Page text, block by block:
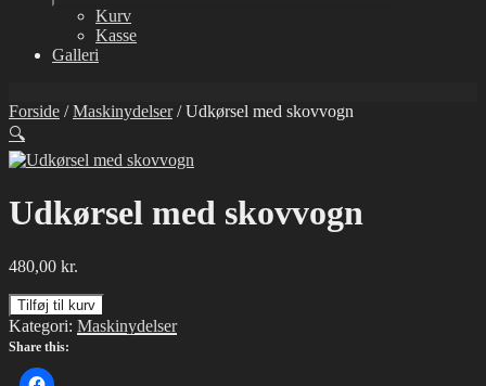
Kurv
Kasse
Galleri
Forside /Maskinydelser/ Udkørsel med skovvogn
🔍
Udkørsel med skovvogn
480,00 kr.
Udkørsel
med
skovvogn
Tilføj til kurv
Kategori: Maskinydelser
Share this: